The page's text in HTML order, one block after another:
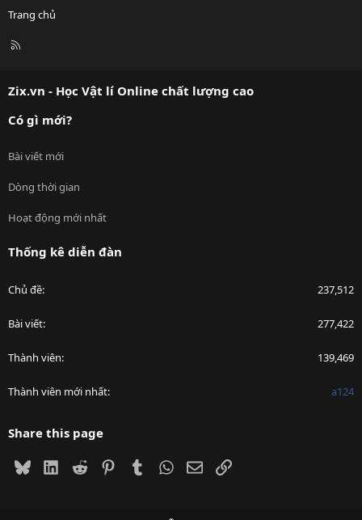
Trang chủ
R
Zix.vn - Học Vật lí Online chất lượng cao
Có gì mới?
Bài viết mới
Dòng thời gian
Hoạt động mới nhất
Thống kê diễn đàn
Chủ đề 237,512
Bài viết 277,422
Thành viên 139,469
Thành viên mới nhất a124
Share this page
BlueskyLinkedIn
Reddit PinterestTumblrWhatsApp
EmailLink